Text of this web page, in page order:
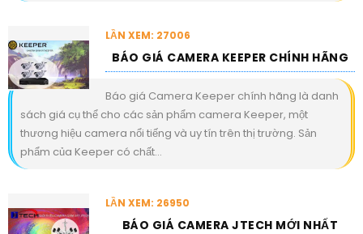
LẦN XEM: 27006
BÁO GIÁ CAMERA KEEPER CHÍNH HÃNG
Báo giá Camera Keeper chính hãng là danh
sách giá cụ thể cho các sản phẩm camera Keeper, một
thương hiệu camera nổi tiếng và uy tín trên thị trường. Sản
phẩm của Keeper có chất...
LẦN XEM: 26950
BÁO GIÁ CAMERA JTECH MỚI NHẤT